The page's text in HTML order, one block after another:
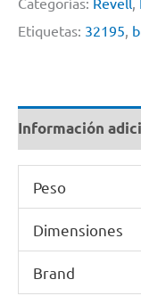
Bronze
Revell
#
32195
cantidad
Etiquetas: 32195,
Información
Peso
Dimensiones
Brand